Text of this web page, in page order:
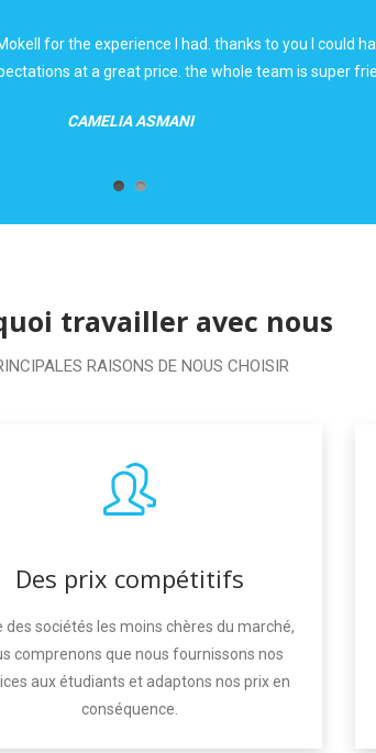
all his team to find me a great company thanks to
experience
CHARLOTTE ADWOA
travailler avec nous
RAISONS DE NOUS CHOISIR
Des prix compétitifs
des sociétés les moins chères du marché,
comprenons que nous fournissons nos
aux étudiants et adaptons nos prix en
conséquence.